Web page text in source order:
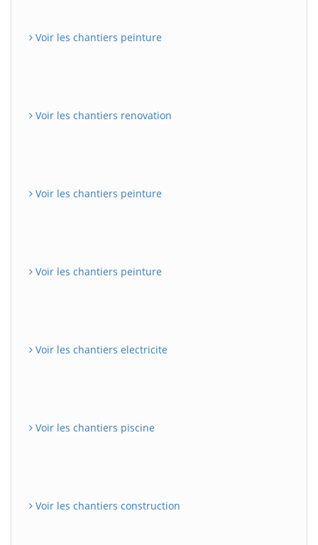
Voir les chantiers peinture
Voir les chantiers renovation
Voir les chantiers peinture
Voir les chantiers peinture
Voir les chantiers electricite
Voir les chantiers piscine
Voir les chantiers construction